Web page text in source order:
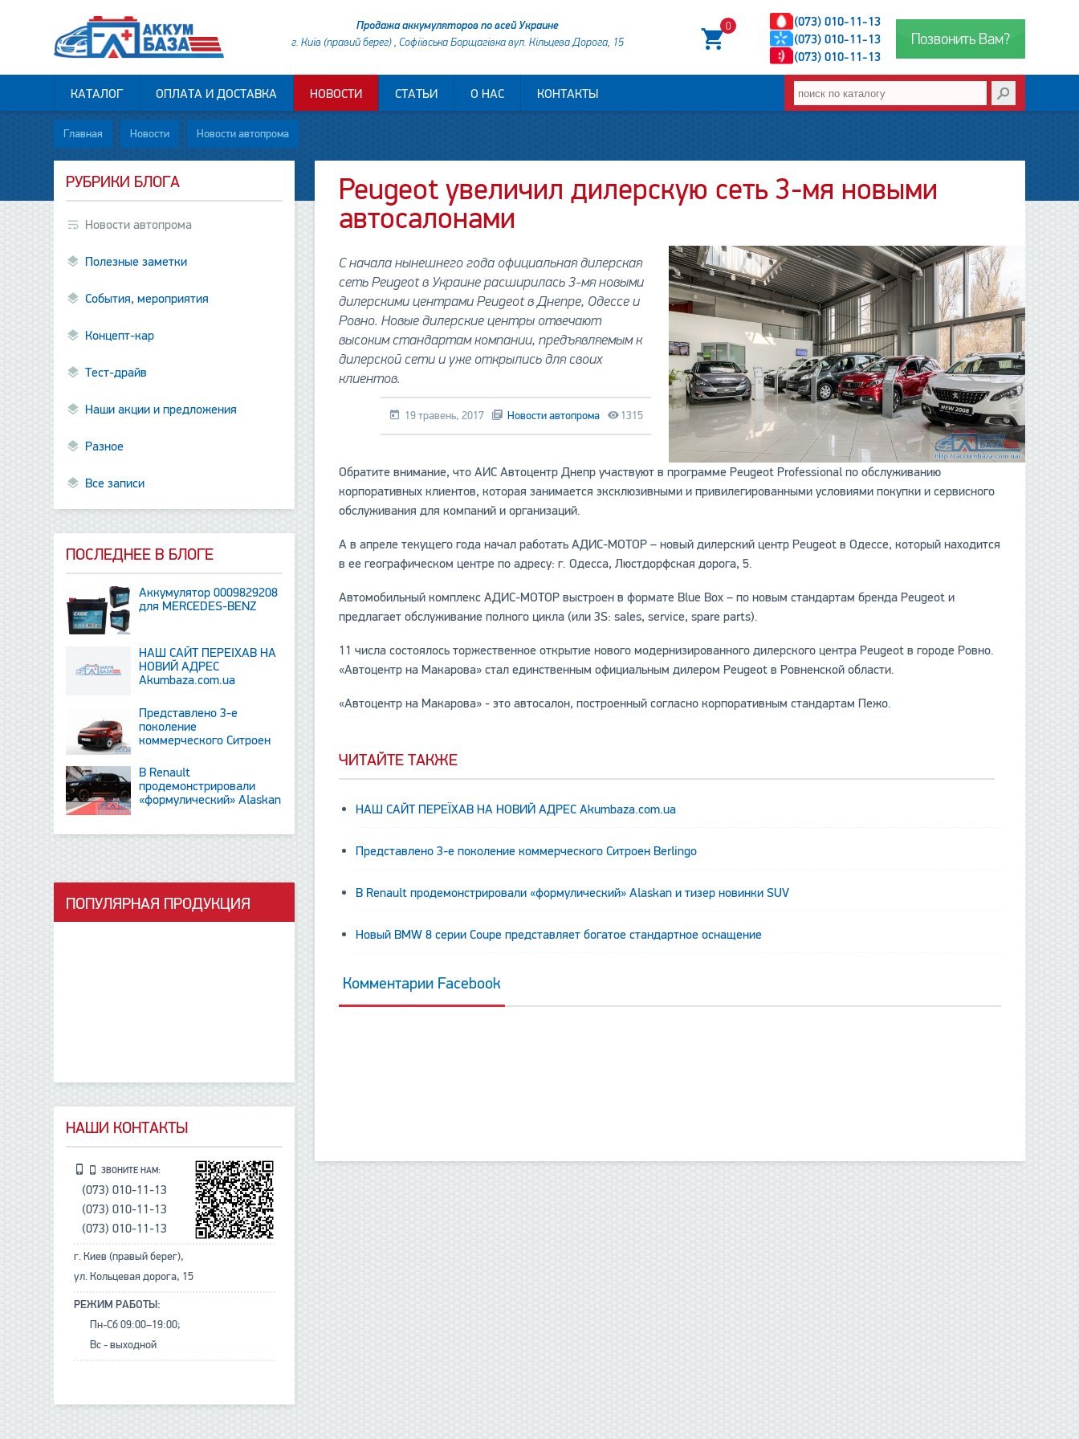
Позвонить Вам?
(073) 010-11-13
(073) 010-11-13
(073) 010-11-13
0
Продажа аккумуляторов по всей Украине
г. Київ (правий берег) , Софіївська Борщагівка вул. Кільцева Дорога, 15
КАТАЛОГ ОПЛАТА И ДОСТАВКА НОВОСТИ СТАТЬИ О НАС КОНТАКТЫ
Главная Новости Новости автопрома
Peugeot увеличил дилерскую сеть 3-мя новыми
автосалонами
С начала нынешнего года официальная дилерская
сеть Peugeot в Украине расширилась 3-мя новыми
дилерскими центрами Peugeot в Днепре, Одессе и
Ровно. Новые дилерские центры отвечают
высоким стандартам компании, предъявляемым к
дилерской cети и уже открылись для своих
клиентов.
19 травень, 2017 Новости автопрома 1315
Обратите внимание, что АИС Автоцентр Днепр участвуют в программе Peugeot Professional по обслуживанию
корпоративных клиентов, которая занимается эксклюзивными и привилегированными условиями покупки и сервисного
обслуживания для компаний и организаций.
А в апреле текущего года начал работать АДИС-МОТОР – новый дилерский центр Peugeot в Одессе, который находится
в ее географическом центре по адресу: г. Одесса, Люстдорфская дорога, 5.
Автомобильный комплекс АДИС-МОТОР выстроен в формате Blue Box – по новым стандартам бренда Peugeot и
предлагает обслуживание полного цикла (или 3S: sales, service, spare parts).
11 числа состоялось торжественное открытие нового модернизированного дилерского центра Peugeot в городе Ровно.
«Автоцентр на Макарова» стал единственным официальным дилером Peugeot в Ровненской области.
«Автоцентр на Макарова» - это автосалон, построенный согласно корпоративным стандартам Пежо.
ЧИТАЙТЕ ТАКЖЕ
НАШ САЙТ ПЕРЕЇХАВ НА НОВИЙ АДРЕС Аkumbaza.com.ua
Представлено 3-е поколение коммерческого Ситроен Berlingo
В Renault продемонстрировали «формулический» Alaskan и тизер новинки SUV
Новый BMW 8 серии Coupe представляет богатое стандартное оснащение
Комментарии Facebook
РУБРИКИ БЛОГА
Новости автопрома
Полезные заметки
События, мероприятия
Концепт-кар
Тест-драйв
Наши акции и предложения
Разное
Все записи
ПОСЛЕДНЕЕ В БЛОГЕ
Аккумулятор 0009829208
для MERCEDES-BENZ
НАШ САЙТ ПЕРЕЇХАВ НА
НОВИЙ АДРЕС
Аkumbaza.com.ua
Представлено 3-е
поколение
коммерческого Ситроен
В Renault
продемонстрировали
«формулический» Alaskan
ПОПУЛЯРНАЯ ПРОДУКЦИЯ
данные отсутствуют данные отсутствуют
НАШИ КОНТАКТЫ
ЗВОНИТЕ НАМ:
(073) 010-11-13
(073) 010-11-13
(073) 010-11-13
г. Киев (правый берег),
ул. Кольцевая дорога, 15
РЕЖИМ РАБОТЫ:
Пн-Сб 09:00–19:00;
Вс - выходной